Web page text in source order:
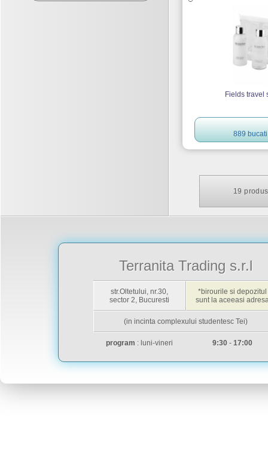
Fields travel
889 bucati
19
Terranita Trading s.r.l
str.Oltetului, nr.30,
sector 2, Bucuresti
*birourile si depozitul
sunt la aceeasi
(in incinta complexului studentesc Tei)
program : luni-vineri 9:30- 17:00